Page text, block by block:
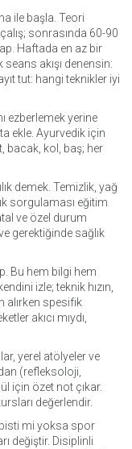
ile başla. Teori
sonrasında 60-90
Haftada en az bir
akışı denensin:
tut: hangi teknikler iyi
ezberlemek yerine
ekle. Ayurvedik için
bacak, kol, baş; her
demek. Temizlik, yağ
sorgulaması eğitim
ve özel durum
gerektiğinde sağlık
Bu hem bilgi hem
izle; teknik hızın,
alırken spesifik
akıcı mıydı,
yerel atölyeler ve
(refleksoloji,
için özet not çıkar.
değerlendir.
mi yoksa spor
değiştir. Disiplinli